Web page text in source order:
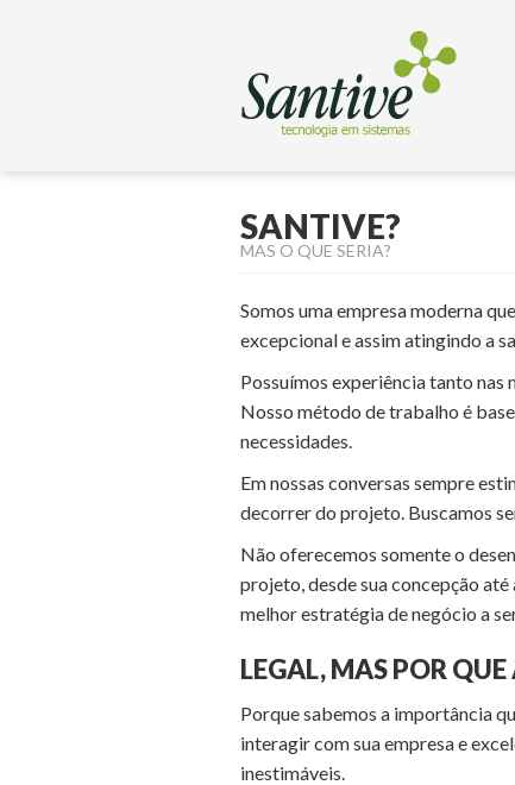
SANTIVE?
MAS O QUE SERIA?
Somos uma empresa moderna
excepcional e assim atingindo a
Possuímos experiência tanto
Nosso método de trabalho é
necessidades.
Em nossas conversas sempre
decorrer do projeto. Buscamos
Não oferecemos somente o
projeto, desde sua concepção
melhor estratégia de negócio a
LEGAL, MAS POR
Porque sabemos a importância
interagir com sua empresa e
inestimáveis.